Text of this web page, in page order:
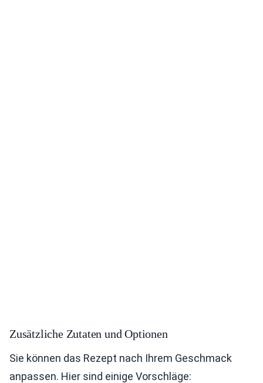
Zusätzliche Zutaten und Optionen
Sie können das Rezept nach Ihrem Geschmack
anpassen. Hier sind einige Vorschläge: